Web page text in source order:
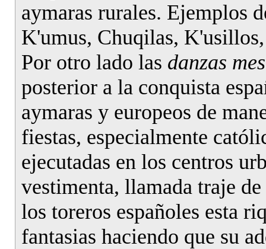
aymaras rurales. Ejemplos
K'umus, Chuqilas,
Por otro lado las danzas
posterior a la conquista
aymaras y europeos de
fiestas, especialmente
ejecutadas en los centros
vestimenta, llamada traje
los toreros españoles esta
fantasias haciendo que su